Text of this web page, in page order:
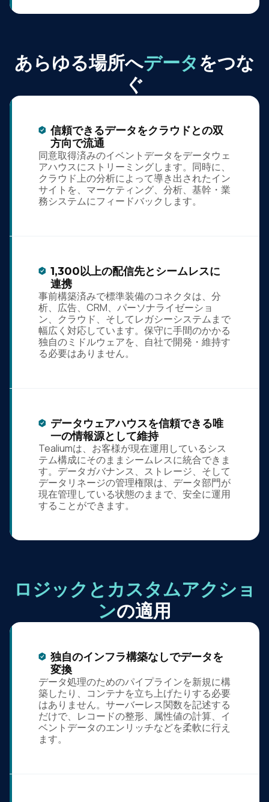
あらゆる場所へデータ をつな
ぐ
信頼できるデータをクラウドとの双
方向で流通
同意取得済みのイベントデータをデータウェ
アハウスにストリーミングします。同時に、
クラウド上の分析によって導き出されたイン
サイトを、マーケティング、分析、基幹・業
務システムにフィードバックします。
1,300以上の配信先とシームレスに
連携
事前構築済みで標準装備のコネクタは、分
析、広告、CRM、パーソナライゼーショ
ン、クラウド、そしてレガシーシステムまで
幅広く対応しています。保守に手間のかかる
独自のミドルウェアを、自社で開発・維持す
る必要はありません。
データウェアハウスを信頼できる唯
一の情報源として維持
Tealiumは、お客様が現在運用しているシス
テム構成にそのままシームレスに統合できま
す。データガバナンス、ストレージ、そして
データリネージの管理権限は、データ部門が
現在管理している状態のままで、安全に運用
することができます。
ロジックとカスタムアクショ
ンの適用
独自のインフラ構築なしでデータを
変換
データ処理のためのパイプラインを新規に構
築したり、コンテナを立ち上げたりする必要
はありません。サーバーレス関数を記述する
だけで、レコードの整形、属性値の計算、イ
ベントデータのエンリッチなどを柔軟に行え
ます。